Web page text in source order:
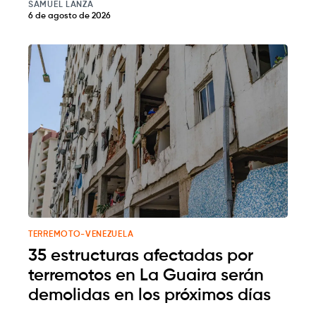
SAMUEL LANZA
6 de agosto de 2026
TERREMOTO-VENEZUELA
35 estructuras afectadas por
terremotos en La Guaira serán
demolidas en los próximos días